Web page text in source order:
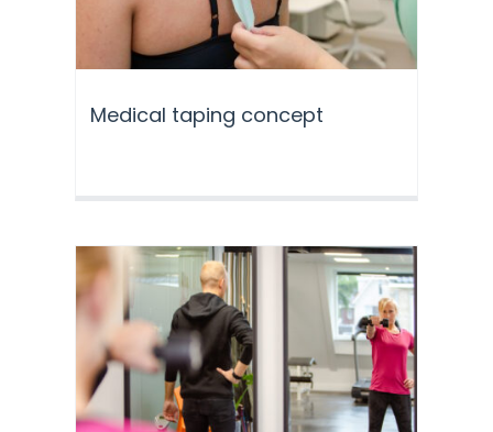
Medical taping concept